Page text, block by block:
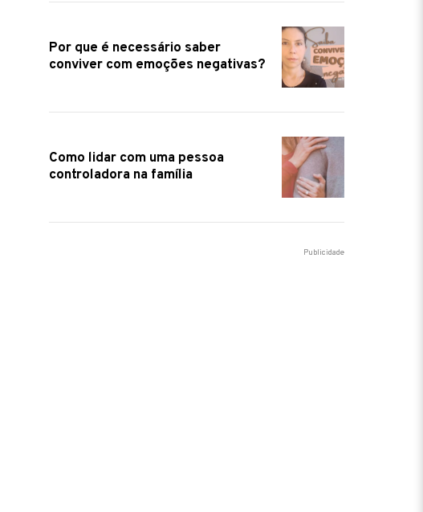
Por que é necessário saber
conviver com emoções negativas?
Como lidar com uma pessoa
controladora na família